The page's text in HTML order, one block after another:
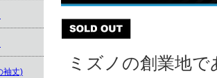
ミズノの創業地
袖丈)